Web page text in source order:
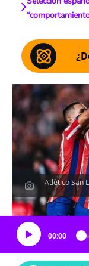
Atlético San
00:00